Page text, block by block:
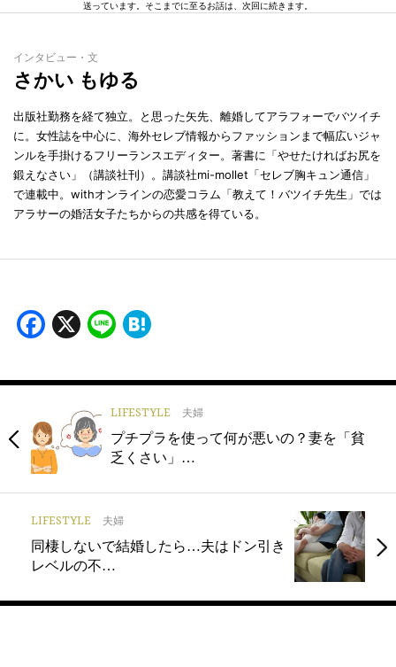
送っています。そこまでに至るお話は、次回に続きます。
インタビュー・文
さかい もゆる
出版社勤務を経て独立。と思った矢先、離婚してアラフォーでバツイチ
に。女性誌を中心に、海外セレブ情報からファッションまで幅広いジャ
ンルを手掛けるフリーランスエディター。著書に「やせたければお尻を
鍛えなさい」（講談社刊）。講談社mi-mollet「セレブ胸キュン通信」
で連載中。withオンラインの恋愛コラム「教えて！バツイチ先生」では
アラサーの婚活女子たちからの共感を得ている。
Facebook
X Line
LIFESTYLE 夫婦
プチプラを使って何が悪いの？妻を「貧
乏くさい」…
LIFESTYLE 夫婦
同棲しないで結婚したら…夫はドン引き
レベルの不…